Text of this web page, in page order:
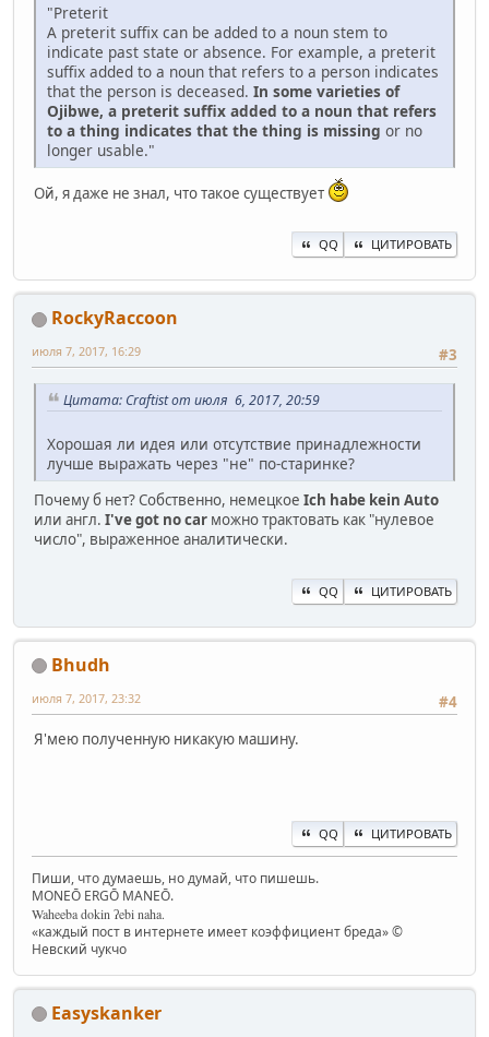
"Preterit
A preterit suffix can be added to a noun stem to
indicate past state or absence. For example, a preterit
suffix added to a noun that refers to a person indicates
that the person is deceased. In some varieties of
Ojibwe, a preterit suffix added to a noun that refers
to a thing indicates that the thing is missing or no
longer usable."
Ой, я даже не знал, что такое существует
QQ ЦИТИРОВАТЬ
RockyRaccoon
#3
июля 7, 2017, 16:29
Цитата: Craftist от июля 6, 2017, 20:59
Хорошая ли идея или отсутствие принадлежности
лучше выражать через "не" по-старинке?
Почему б нет? Собственно, немецкое Ich habe kein Auto
или англ. I've got no car можно трактовать как "нулевое
число", выраженное аналитически.
QQ ЦИТИРОВАТЬ
Bhudh
#4
июля 7, 2017, 23:32
Я'мею полученную никакую машину.
QQ ЦИТИРОВАТЬ
Пиши, что думаешь, но думай, что пишешь.
MONEŌ ERGŌ MANEŌ.
Waheeba dokin ʔebi naha.
«каждый пост в интернете имеет коэффициент бреда» ©
Невский чукчо
Easyskanker